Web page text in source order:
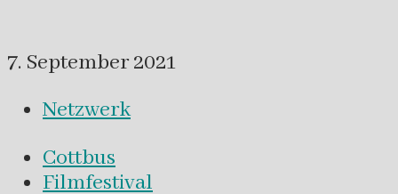
7. September 2021
Netzwerk
Cottbus
Filmfestival